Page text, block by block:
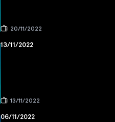
20/11/2022
13/11/2022
13/11/2022
06/11/2022